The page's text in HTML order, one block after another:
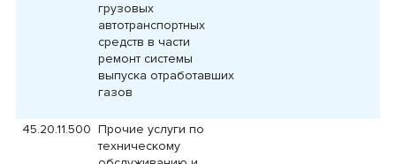
грузовых
автотранспортных
средств в части
ремонт системы
выпуска отработавших
газов
45.20.11.500 Прочие услуги по
техническому